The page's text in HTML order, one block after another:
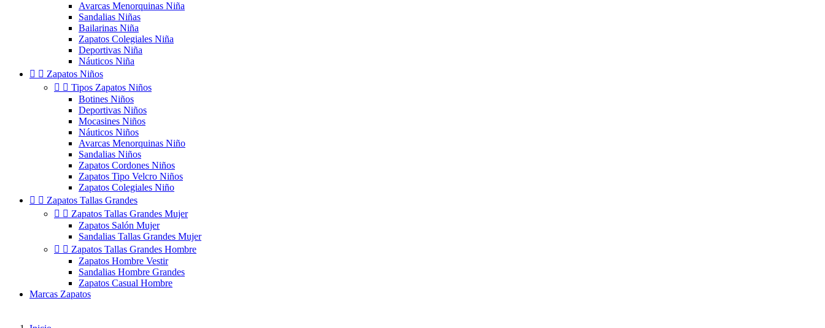
Avarcas Menorquinas Niña
Sandalias Niñas
Bailarinas Niña
Zapatos Colegiales Niña
Deportivas Niña
Náuticos Niña
  Zapatos Niños
  Tipos Zapatos Niños
Botines Niños
Deportivas Niños
Mocasines Niños
Náuticos Niños
Avarcas Menorquinas Niño
Sandalias Niños
Zapatos Cordones Niños
Zapatos Tipo Velcro Niños
Zapatos Colegiales Niño
  Zapatos Tallas Grandes
  Zapatos Tallas Grandes Mujer
Zapatos Salón Mujer
Sandalias Tallas Grandes Mujer
  Zapatos Tallas Grandes Hombre
Zapatos Hombre Vestir
Sandalias Hombre Grandes
Zapatos Casual Hombre
Marcas Zapatos